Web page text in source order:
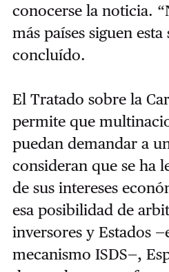
conocerse la noticia.
más países siguen esta
concluído.
El Tratado sobre la
permite que
puedan demandar a
consideran que se ha
de sus intereses
esa posibilidad de
inversores y Estados
mecanismo ISDS—,